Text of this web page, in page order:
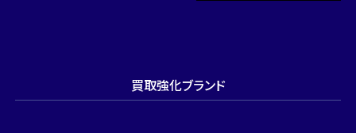
買取強化ブランド